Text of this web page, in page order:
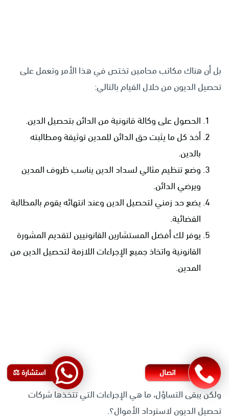
بل أن هناك مكاتب محامين تختص في هذا الأمر وتعمل على
تحصيل الديون من خلال القيام بالتالي:
الحصول على وكالة قانونية من الدائن بتحصيل الدين.
أخذ كل ما يثبت حق الدائن للمدين توثيقة ومطالبته
بالدين.
وضع تنظيم مثالي لسداد الدين يناسب ظروف المدين
ويرضي الدائن.
يضع حد زمني لتحصيل الدين وعند انتهائه يقوم بالمطالبة
القضائية.
يوفر لك أفضل المستشارين القانونيين لتقديم المشورة
القانونية واتخاذ جميع الإجراءات اللازمة لتحصيل الدين من
المدين.
ولكن يبقى التساؤل، ما هي الإجراءات التي تتخذها شركات
تحصيل الديون لاسترداد الأموال؟.
اتصال استشارة ⚖️